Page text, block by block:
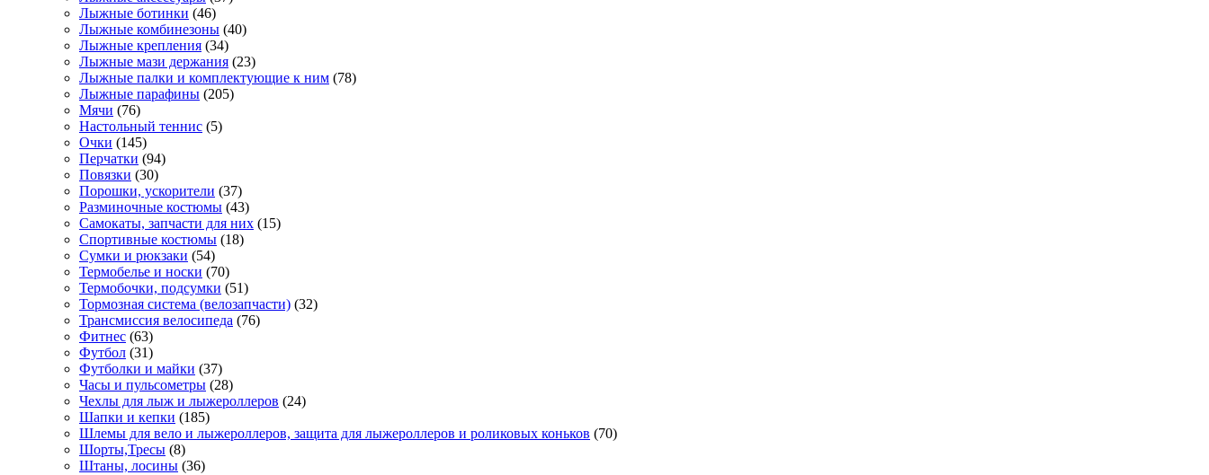
Лыжные ботинки (46)
Лыжные комбинезоны (40)
Лыжные крепления (34)
Лыжные мази держания (23)
Лыжные палки и комплектующие к ним (78)
Лыжные парафины (205)
Мячи (76)
Настольный теннис (5)
Очки (145)
Перчатки (94)
Повязки (30)
Порошки, ускорители (37)
Разминочные костюмы (43)
Самокаты, запчасти для них (15)
Спортивные костюмы (18)
Сумки и рюкзаки (54)
Термобелье и носки (70)
Термобочки, подсумки (51)
Тормозная система (велозапчасти) (32)
Трансмиссия велосипеда (76)
Фитнес (63)
Футбол (31)
Футболки и майки (37)
Часы и пульсометры (28)
Чехлы для лыж и лыжероллеров (24)
Шапки и кепки (185)
Шлемы для вело и лыжероллеров, защита для лыжероллеров и роликовых коньков (70)
Шорты,Тресы (8)
Штаны, лосины (36)